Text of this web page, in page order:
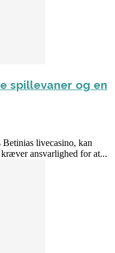
spillevaner og en
livecasino, kan
ansvarlighed for at...